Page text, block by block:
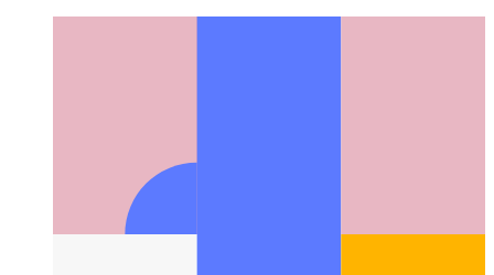
yiddish